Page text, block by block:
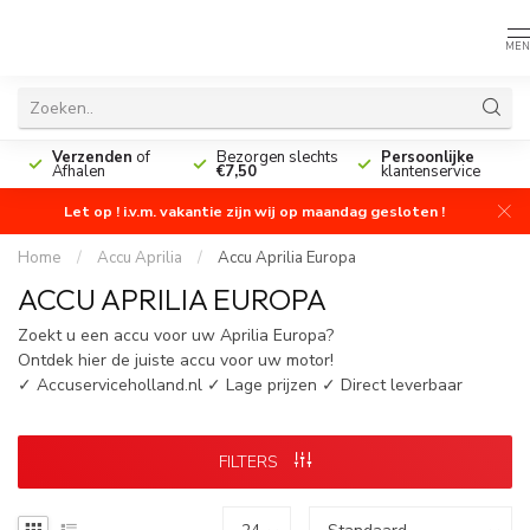
Verzenden of
Afhalen
Bezorgen slechts
€7,50
Persoonlijke
klantenservice
Let op ! i.v.m. vakantie zijn wij op maandag gesloten !
Home / Accu Aprilia / Accu Aprilia Europa
ACCU APRILIA EUROPA
Zoekt u een accu voor uw Aprilia Europa?
Ontdek hier de juiste accu voor uw motor!
✓ Accuserviceholland.nl ✓ Lage prijzen ✓ Direct leverbaar
FILTERS